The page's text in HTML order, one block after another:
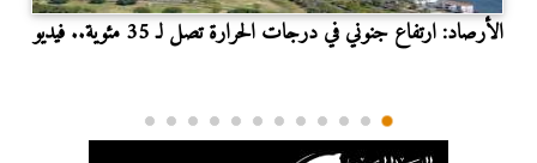
الأرصاد: ارتفاع جنوني في درجات الحرارة تصل لـ 35 مئوية.. فيديو